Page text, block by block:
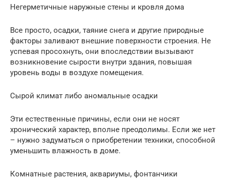
Негерметичные наружные стены и кровля дома
Все просто, осадки, таяние снега и другие природные
факторы заливают внешние поверхности строения. Не
успевая просохнуть, они впоследствии вызывают
возникновение сырости внутри здания, повышая
уровень воды в воздухе помещения.
Сырой климат либо аномальные осадки
Эти естественные причины, если они не носят
хронический характер, вполне преодолимы. Если же нет
– нужно задуматься о приобретении техники, способной
уменьшить влажность в доме.
Комнатные растения, аквариумы, фонтанчики